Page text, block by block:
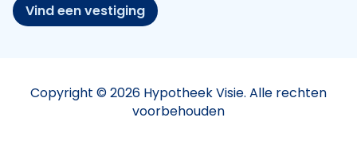
Vind een vestiging
Copyright © 2026 Hypotheek Visie. Alle rechten
voorbehouden